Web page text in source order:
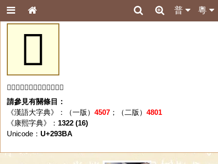
粵
普
𩎺
「𩎺」字未收錄於本資料庫。
請參見有關條目：
《漢語大字典》：（一版） 4507；（二版） 4801
《康熙字典》： 1322 (16)
Unicode： U+293BA